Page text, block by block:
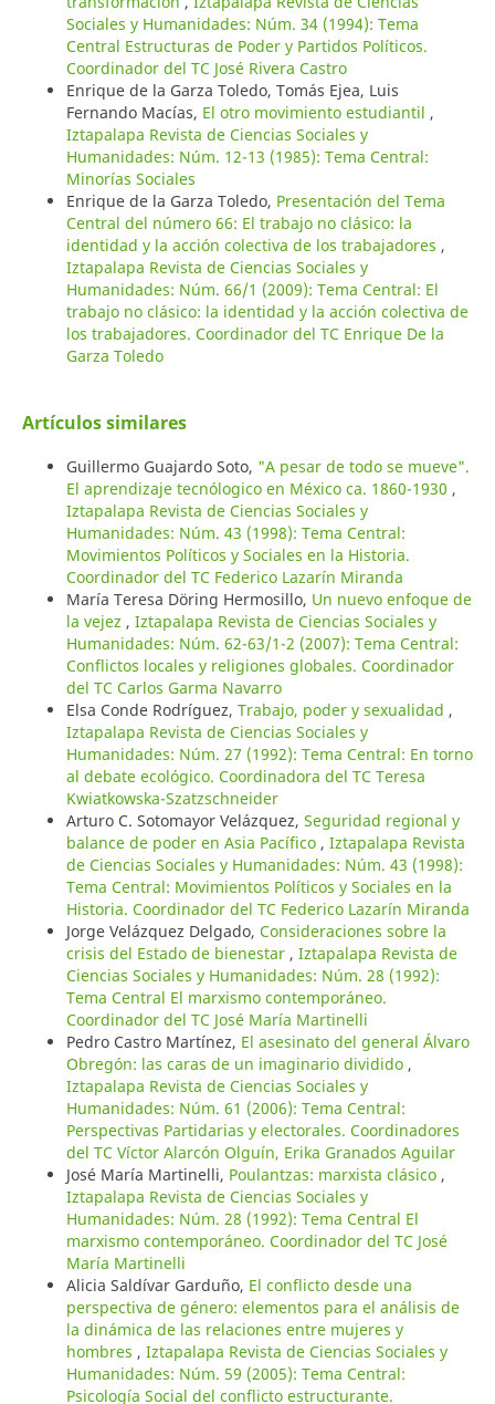
Sociales y Humanidades: Núm. 34 (1994): Tema
Central Estructuras de Poder y Partidos Políticos.
Coordinador del TC José Rivera Castro
Enrique de la Garza Toledo, Tomás Ejea, Luis
Fernando Macías, El otro movimiento estudiantil ,
Iztapalapa Revista de Ciencias Sociales y
Humanidades: Núm. 12-13 (1985): Tema Central:
Minorías Sociales
Enrique de la Garza Toledo, Presentación del Tema
Central del número 66: El trabajo no clásico: la
identidad y la acción colectiva de los trabajadores ,
Iztapalapa Revista de Ciencias Sociales y
Humanidades: Núm. 66/1 (2009): Tema Central: El
trabajo no clásico: la identidad y la acción colectiva de
los trabajadores. Coordinador del TC Enrique De la
Garza Toledo
Artículos similares
Guillermo Guajardo Soto, "A pesar de todo se mueve".
El aprendizaje tecnólogico en México ca. 1860-1930 ,
Iztapalapa Revista de Ciencias Sociales y
Humanidades: Núm. 43 (1998): Tema Central:
Movimientos Políticos y Sociales en la Historia.
Coordinador del TC Federico Lazarín Miranda
María Teresa Döring Hermosillo, Un nuevo enfoque de
la vejez , Iztapalapa Revista de Ciencias Sociales y
Humanidades: Núm. 62-63/1-2 (2007): Tema Central:
Conflictos locales y religiones globales. Coordinador
del TC Carlos Garma Navarro
Elsa Conde Rodríguez, Trabajo, poder y sexualidad ,
Iztapalapa Revista de Ciencias Sociales y
Humanidades: Núm. 27 (1992): Tema Central: En torno
al debate ecológico. Coordinadora del TC Teresa
Kwiatkowska-Szatzschneider
Arturo C. Sotomayor Velázquez, Seguridad regional y
balance de poder en Asia Pacífico , Iztapalapa Revista
de Ciencias Sociales y Humanidades: Núm. 43 (1998):
Tema Central: Movimientos Políticos y Sociales en la
Historia. Coordinador del TC Federico Lazarín Miranda
Jorge Velázquez Delgado, Consideraciones sobre la
crisis del Estado de bienestar , Iztapalapa Revista de
Ciencias Sociales y Humanidades: Núm. 28 (1992):
Tema Central El marxismo contemporáneo.
Coordinador del TC José María Martinelli
Pedro Castro Martínez, El asesinato del general Álvaro
Obregón: las caras de un imaginario dividido ,
Iztapalapa Revista de Ciencias Sociales y
Humanidades: Núm. 61 (2006): Tema Central:
Perspectivas Partidarias y electorales. Coordinadores
del TC Víctor Alarcón Olguín, Erika Granados Aguilar
José María Martinelli, Poulantzas: marxista clásico ,
Iztapalapa Revista de Ciencias Sociales y
Humanidades: Núm. 28 (1992): Tema Central El
marxismo contemporáneo. Coordinador del TC José
María Martinelli
Alicia Saldívar Garduño, El conflicto desde una
perspectiva de género: elementos para el análisis de
la dinámica de las relaciones entre mujeres y
hombres , Iztapalapa Revista de Ciencias Sociales y
Humanidades: Núm. 59 (2005): Tema Central:
Psicología Social del conflicto estructurante.